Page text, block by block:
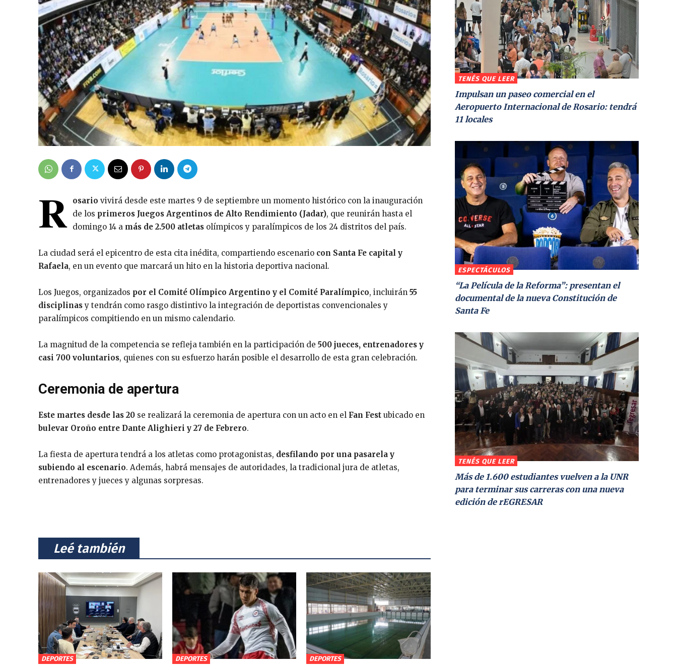
R osario vivirá desde este martes 9 de septiembre un momento histórico con la inauguración
de los primeros Juegos Argentinos de Alto Rendimiento (Jadar), que reunirán hasta el
domingo 14 a más de 2.500 atletas olímpicos y paralímpicos de los 24 distritos del país.
La ciudad será el epicentro de esta cita inédita, compartiendo escenario con Santa Fe capital y
Rafaela, en un evento que marcará un hito en la historia deportiva nacional.
Los Juegos, organizados por el Comité Olímpico Argentino y el Comité Paralímpico, incluirán 55
disciplinasy tendrán como rasgo distintivo la integración de deportistas convencionales y
paralímpicos compitiendo en un mismo calendario.
La magnitud de la competencia se refleja también en la participación de 500 jueces, entrenadores y
casi 700 voluntarios, quienes con su esfuerzo harán posible el desarrollo de esta gran celebración.
Ceremonia de apertura
Este martes desde las 20 se realizará la ceremonia de apertura con un acto en el Fan Fest ubicado en
bulevar Oroño entre Dante Alighieri y 27 de Febrero.
La fiesta de apertura tendrá a los atletas como protagonistas, desfilando por una pasarela y
subiendo al escenario. Además, habrá mensajes de autoridades, la tradicional jura de atletas,
entrenadores y jueces y algunas sorpresas.
⠀Leé también⠀
DEPORTES DEPORTES DEPORTES
TENÉS QUE LEER
Impulsan un paseo comercial en el
Aeropuerto Internacional de Rosario: tendrá
11 locales
ESPECTÁCULOS
“La Película de la Reforma”: presentan el
documental de la nueva Constitución de
Santa Fe
TENÉS QUE LEER
Más de 1.600 estudiantes vuelven a la UNR
para terminar sus carreras con una nueva
edición de rEGRESAR